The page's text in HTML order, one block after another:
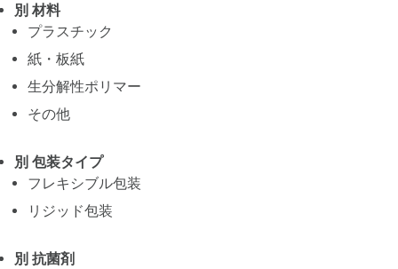
別 材料
プラスチック
紙・板紙
生分解性ポリマー
その他
別 包装タイプ
フレキシブル包装
リジッド包装
別 抗菌剤